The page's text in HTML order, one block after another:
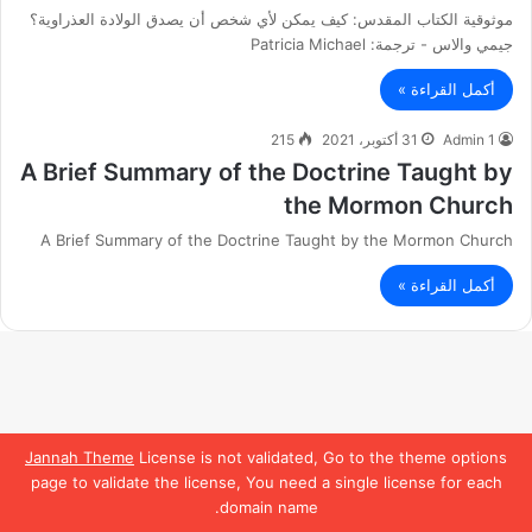
Jannah Theme License is not validated, Go to the theme options
page to validate the license, You need a single license for each
domain name.
موثوقية الكتاب المقدس: كيف يمكن لأي شخص أن يصدق الولادة العذراوية؟
جيمي والاس - ترجمة: Patricia Michael
أكمل القراءة »
Admin 1 31 أكتوبر، 2021 215
A Brief Summary of the Doctrine Taught by
the Mormon Church
A Brief Summary of the Doctrine Taught by the Mormon Church
أكمل القراءة »